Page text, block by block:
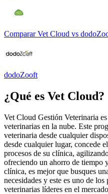
Comparar Vet Cloud vs
dodoZooft
¿Qué es Vet Cloud?
Vet Cloud Gestión Veterinaria
veterinarias en la nube. Este
veterinaria desde cualquier
desde cualquier lugar, concede
procesos de su clínica,
ofreciendo un ahorro de tiempo
clínica, es mejor que busques
necesidades y este es uno de
veterinarias líderes en el